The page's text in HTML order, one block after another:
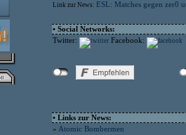
Link zur News: ESL: Matches gegen zer0
• Social Networks:
Twitter:
Facebook:
• Links zur News:
» Atomic Bombermen